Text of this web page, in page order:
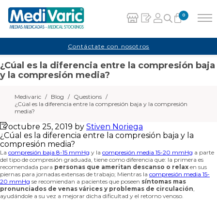
0
Carrito
No hay productos en el carrito.
Contáctate con nosotros
¿Cúal es la diferencia entre la compresión baja
y la compresión media?
Medivaric / Blog / Questions /
¿Cúal es la diferencia entre la compresión baja y la compresión
media?
octubre 25, 2019 by Stiven Noriega
¿Cúal es la diferencia entre la compresión baja y la
compresión media?
La compresión baja 8-15 mmHg y la compresión media 15-20 mmHg a parte
del tipo de compresión graduada, tiene como diferencia que: la primera es
recomendada para personas que ameritan descanso o relax en sus
piernas para jornadas extensas de trabajo; Mientras la compresión media 15-
20 mmHg se recomiendan a pacientes que poseen síntomas mas
pronunciados de venas várices y problemas de circulación,
ayudándole a su vez a mejorar dicha dificultad y el retorno venoso.